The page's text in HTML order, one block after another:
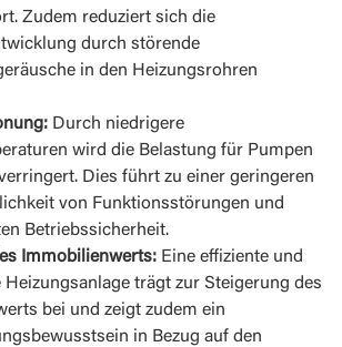
Zudem reduziert sich die
durch störende
in den Heizungsrohren
Durch niedrigere
wird die Belastung für Pumpen
Dies führt zu einer geringeren
von Funktionsstörungen und
Betriebssicherheit.
Immobilienwerts: Eine effiziente und
Heizungsanlage trägt zur Steigerung des
bei und zeigt zudem ein
in Bezug auf den